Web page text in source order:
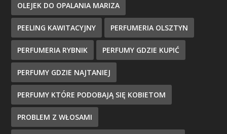
OLEJEK DO OPALANIA MARIZA
PEELING KAWITACYJNY PERFUMERIA OLSZTYN
PERFUMERIA RYBNIK PERFUMY GDZIE KUPIĆ
PERFUMY GDZIE NAJTANIEJ
PERFUMY KTÓRE PODOBAJĄ SIĘ KOBIETOM
PROBLEM Z WŁOSAMI